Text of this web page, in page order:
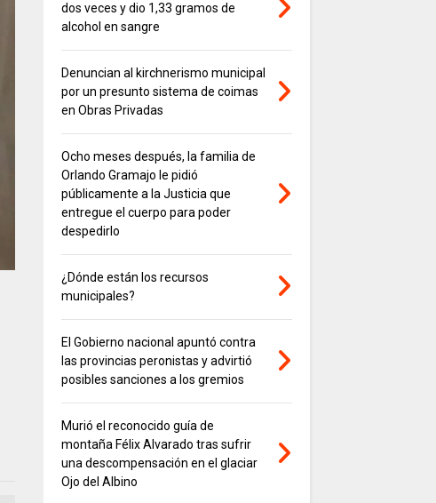
dos veces y dio 1,33 gramos de
alcohol en sangre
Denuncian al kirchnerismo municipal
por un presunto sistema de coimas
en Obras Privadas
Ocho meses después, la familia de
Orlando Gramajo le pidió
públicamente a la Justicia que
entregue el cuerpo para poder
despedirlo
¿Dónde están los recursos
municipales?
El Gobierno nacional apuntó contra
las provincias peronistas y advirtió
posibles sanciones a los gremios
Murió el reconocido guía de
montaña Félix Alvarado tras sufrir
una descompensación en el glaciar
Ojo del Albino